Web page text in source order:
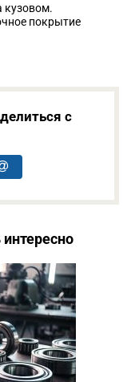
кузовом.
покрытие
с